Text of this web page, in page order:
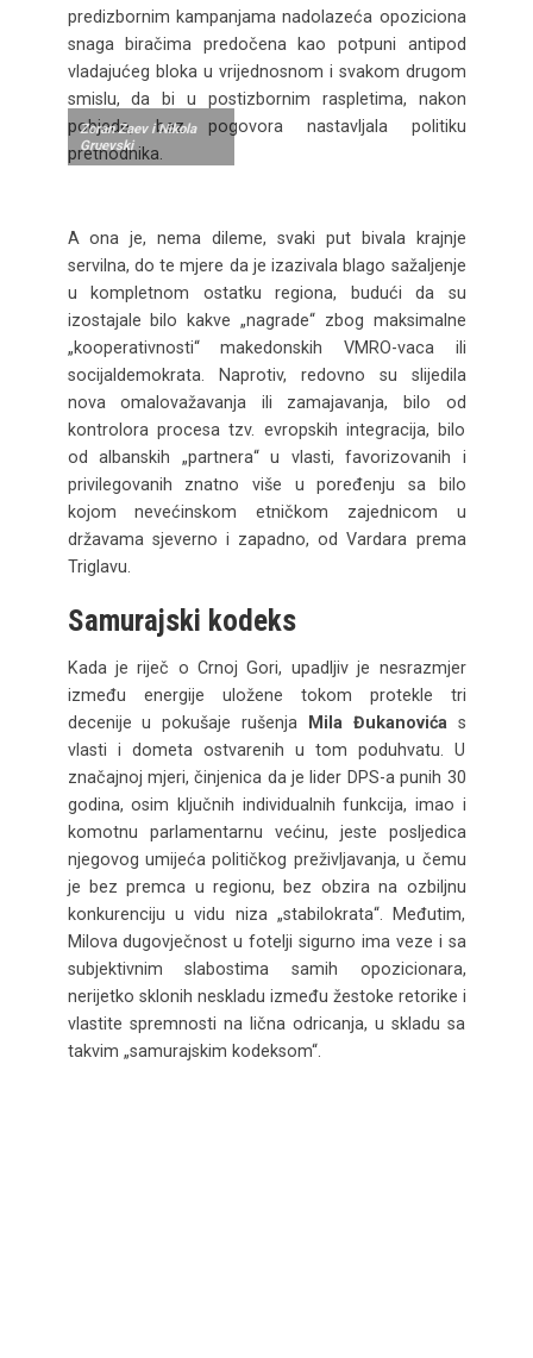
predizbornim kampanjama nadolazeća opoziciona
snaga biračima predočena kao potpuni antipod
vladajućeg bloka u vrijednosnom i svakom drugom
smislu, da bi u postizbornim raspletima, nakon
pobjede, bez pogovora nastavljala politiku
prethodnika.
Zoran Zaev i Nikola
Gruevski
A ona je, nema dileme, svaki put bivala krajnje
servilna, do te mjere da je izazivala blago sažaljenje
u kompletnom ostatku regiona, budući da su
izostajale bilo kakve „nagrade“ zbog maksimalne
„kooperativnosti“ makedonskih VMRO-vaca ili
socijaldemokrata. Naprotiv, redovno su slijedila
nova omalovažavanja ili zamajavanja, bilo od
kontrolora procesa tzv. evropskih integracija, bilo
od albanskih „partnera“ u vlasti, favorizovanih i
privilegovanih znatno više u poređenju sa bilo
kojom nevećinskom etničkom zajednicom u
državama sjeverno i zapadno, od Vardara prema
Triglavu.
Samurajski kodeks
Kada je riječ o Crnoj Gori, upadljiv je nesrazmjer
između energije uložene tokom protekle tri
decenije u pokušaje rušenja
Mila Đukanovića s
vlasti i dometa ostvarenih u tom poduhvatu. U
značajnoj mjeri, činjenica da je lider DPS-a punih 30
godina, osim ključnih individualnih funkcija, imao i
komotnu parlamentarnu većinu, jeste posljedica
njegovog umijeća političkog preživljavanja, u čemu
je bez premca u regionu, bez obzira na ozbiljnu
konkurenciju u vidu niza „stabilokrata“. Međutim,
Milova dugovječnost u fotelji sigurno ima veze i sa
subjektivnim slabostima samih opozicionara,
nerijetko sklonih neskladu između žestoke retorike i
vlastite spremnosti na lična odricanja, u skladu sa
takvim „samurajskim kodeksom“.